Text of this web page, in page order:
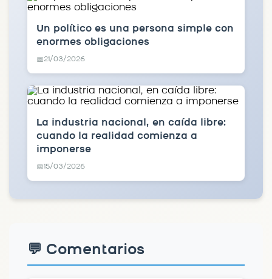
Un político es una persona simple con
enormes obligaciones
📅21/03/2026
La industria nacional, en caída libre:
cuando la realidad comienza a
imponerse
📅15/03/2026
💬 Comentarios